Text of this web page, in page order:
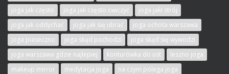
joga jak często
joga jak często ćwiczyć
joga jaki strój
joga jak oddychać
joga jak się ubrać
joga ochota warszawa
joga piaseczno
joga skąd pochodzi
joga skąd się wywodzi
joga warszawa gdzie najlepiej
konturówka do ust
leszno joga
makeup mirror
medytacja joga
na czym polega joga